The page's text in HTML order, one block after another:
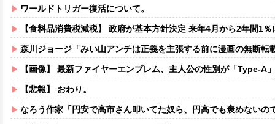
ワールドトリガー復活について。
【食料品消費税減税】 政府が基本方針決定 来年4月から2年間1％
森川ジョージ「みい山アンチは正義を主張する前に漫画の無断
【画像】 最新ファイヤーエンブレム、主人公の性別が「Type-A」
【悲報】 おわり。
なろう作家「円安で高市さん叩いてた奴ら、円高でも褒めないのでポ